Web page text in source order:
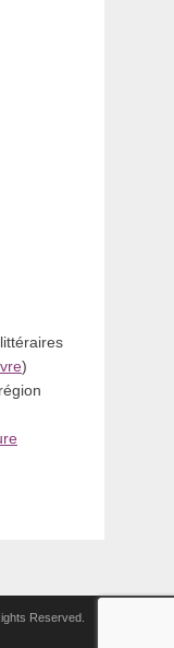
)
Reserved.